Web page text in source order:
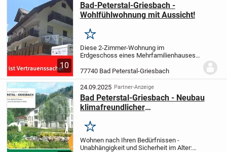
10
Bad-Peterstal-Griesbach -
Wohlfühlwohnung mit Aussicht!
Merken
Diese 2-Zimmer-Wohnung im
Erdgeschoss eines Mehrfamilienhauses
einer ruhigen Wohnlage und hat eine
Wohnfläche von ca. 91 m².Beim Betreten
der Wohnung empfängt...
77740 Bad Peterstal-Griesbach
24.09.2025 Partner-Anzeige
Bad Peterstal-Griesbach - Neubau
klimafreundlicher
KfW!Merken
Wohnen nach Ihren Bedürfnissen -
Unabhängigkeit und Sicherheit im Alter: